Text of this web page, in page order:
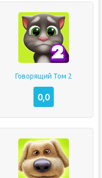
Говорящий Том 2
0,0